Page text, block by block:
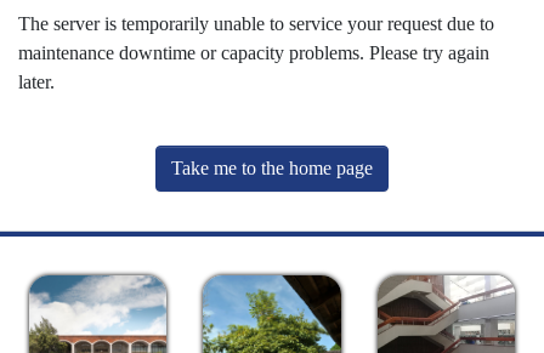
The server is temporarily unable to service your request due to
maintenance downtime or capacity problems. Please try again
later.
Take me to the home page